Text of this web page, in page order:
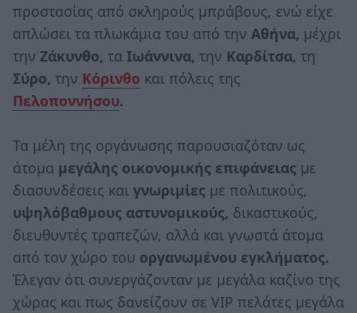
προστασίας από σκληρούς μπράβους, ενώ είχε
απλώσει τα πλωκάμια του από την Αθήνα, μέχρι
την Ζάκυνθο, τα Ιωάννινα, την Καρδίτσα, τη
Σύρο, την Κόρινθο και πόλεις της
Πελοποννήσου.
Τα μέλη της οργάνωσης παρουσιαζόταν ως
άτομα μεγάλης οικονομικής επιφάνειας με
διασυνδέσεις και γνωριμίες με πολιτικούς,
υψηλόβαθμους αστυνομικούς, δικαστικούς,
διευθυντές τραπεζών, αλλά και γνωστά άτομα
από τον χώρο του οργανωμένου εγκλήματος.
Έλεγαν ότι συνεργάζονταν με μεγάλα καζίνο της
χώρας και πως δανείζουν σε VIP πελάτες μεγάλα